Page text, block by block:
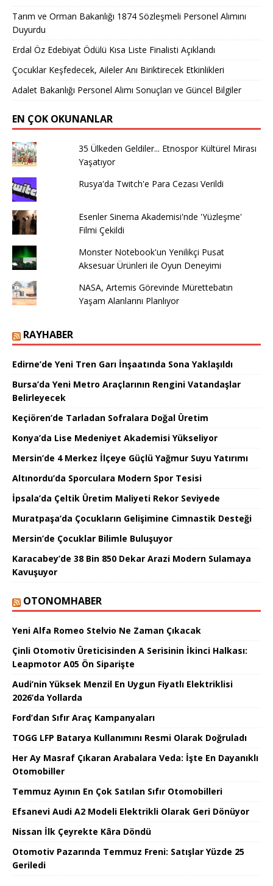
Tarım ve Orman Bakanlığı 1874 Sözleşmeli Personel Alımını
Duyurdu
Erdal Öz Edebiyat Ödülü Kısa Liste Finalisti Açıklandı
Çocuklar Keşfedecek, Aileler Anı Biriktirecek Etkinlikleri
Adalet Bakanlığı Personel Alımı Sonuçları ve Güncel Bilgiler
EN ÇOK OKUNANLAR
35 Ülkeden Geldiler... Etnospor Kültürel Mirası
Yaşatıyor
Rusya'da Twitch'e Para Cezası Verildi
Esenler Sinema Akademisi'nde 'Yüzleşme'
Filmi Çekildi
Monster Notebook'un Yenilikçi Pusat
Aksesuar Ürünleri ile Oyun Deneyimi
NASA, Artemis Görevinde Mürettebatın
Yaşam Alanlarını Planlıyor
RAYHABER
Edirne’de Yeni Tren Garı İnşaatında Sona Yaklaşıldı
Bursa’da Yeni Metro Araçlarının Rengini Vatandaşlar
Belirleyecek
Keçiören’de Tarladan Sofralara Doğal Üretim
Konya’da Lise Medeniyet Akademisi Yükseliyor
Mersin’de 4 Merkez İlçeye Güçlü Yağmur Suyu Yatırımı
Altınordu’da Sporculara Modern Spor Tesisi
İpsala’da Çeltik Üretim Maliyeti Rekor Seviyede
Muratpaşa’da Çocukların Gelişimine Cimnastik Desteği
Mersin’de Çocuklar Bilimle Buluşuyor
Karacabey’de 38 Bin 850 Dekar Arazi Modern Sulamaya
Kavuşuyor
OTONOMHABER
Yeni Alfa Romeo Stelvio Ne Zaman Çıkacak
Çinli Otomotiv Üreticisinden A Serisinin İkinci Halkası:
Leapmotor A05 Ön Siparişte
Audi’nin Yüksek Menzil En Uygun Fiyatlı Elektriklisi
2026’da Yollarda
Ford’dan Sıfır Araç Kampanyaları
TOGG LFP Batarya Kullanımını Resmi Olarak Doğruladı
Her Ay Masraf Çıkaran Arabalara Veda: İşte En Dayanıklı
Otomobiller
Temmuz Ayının En Çok Satılan Sıfır Otomobilleri
Efsanevi Audi A2 Modeli Elektrikli Olarak Geri Dönüyor
Nissan İlk Çeyrekte Kâra Döndü
Otomotiv Pazarında Temmuz Freni: Satışlar Yüzde 25
Geriledi